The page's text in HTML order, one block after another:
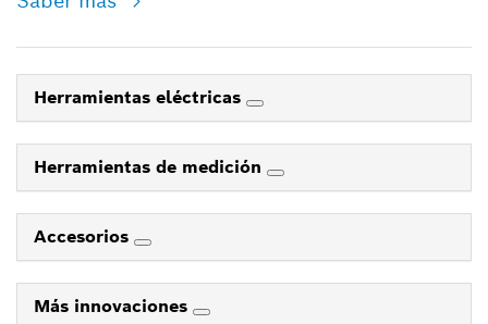
Herramientas eléctricas
Herramientas de medición
Accesorios
Más innovaciones